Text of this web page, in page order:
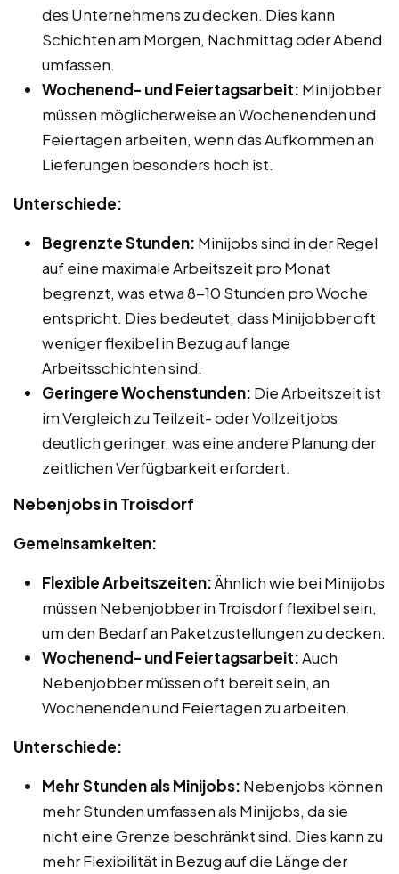
des Unternehmens zu decken. Dies kann
Schichten am Morgen, Nachmittag oder Abend
umfassen.
Wochenend- und Feiertagsarbeit: Minijobber
müssen möglicherweise an Wochenenden und
Feiertagen arbeiten, wenn das Aufkommen an
Lieferungen besonders hoch ist.
Unterschiede:
Begrenzte Stunden: Minijobs sind in der Regel
auf eine maximale Arbeitszeit pro Monat
begrenzt, was etwa 8-10 Stunden pro Woche
entspricht. Dies bedeutet, dass Minijobber oft
weniger flexibel in Bezug auf lange
Arbeitsschichten sind.
Geringere Wochenstunden: Die Arbeitszeit ist
im Vergleich zu Teilzeit- oder Vollzeitjobs
deutlich geringer, was eine andere Planung der
zeitlichen Verfügbarkeit erfordert.
Nebenjobs in Troisdorf
Gemeinsamkeiten:
Flexible Arbeitszeiten:Ähnlich wie bei Minijobs
müssen Nebenjobber in Troisdorf flexibel sein,
um den Bedarf an Paketzustellungen zu decken.
Wochenend- und Feiertagsarbeit:Auch
Nebenjobber müssen oft bereit sein, an
Wochenenden und Feiertagen zu arbeiten.
Unterschiede:
Mehr Stunden als Minijobs: Nebenjobs können
mehr Stunden umfassen als Minijobs, da sie
nicht eine Grenze beschränkt sind. Dies kann zu
mehr Flexibilität in Bezug auf die Länge der